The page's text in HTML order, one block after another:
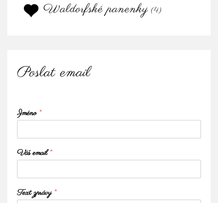
Waldorfské panenky (4)
Poslat email
Jméno *
Váš email*
Text zprávy *